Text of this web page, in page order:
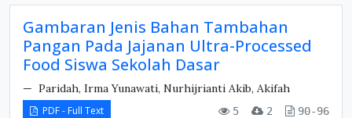
Gambaran Jenis Bahan Tambahan
Pangan Pada Jajanan Ultra-Processed
Food Siswa Sekolah Dasar
Paridah, Irma Yunawati, Nurhijrianti Akib, Akifah
PDF - Full Text 5 2 90-96